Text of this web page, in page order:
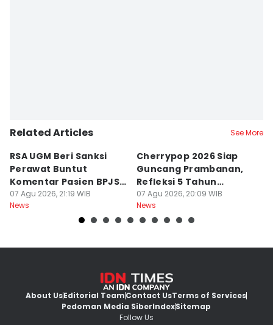
Related Articles See More
RSA UGM Beri Sanksi
Perawat Buntut
Komentar Pasien BPJS
di Medsos
07 Agu 2026, 21:19 WIB
News
Cherrypop 2026 Siap
Guncang Prambanan,
Refleksi 5 Tahun
Perjalanan
07 Agu 2026, 20:09 WIB
News
About UsEditorial TeamContact UsTerms of Services
Pedoman Media SiberIndexSitemap
Follow Us